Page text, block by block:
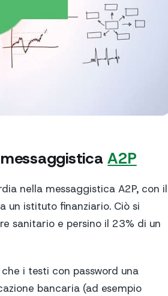
messaggisticaA2P
nella messaggistica A2P, con il
un istituto finanziario. Ciò si
sanitario e persino il 23% di un
i testi con password una
bancaria (ad esempio